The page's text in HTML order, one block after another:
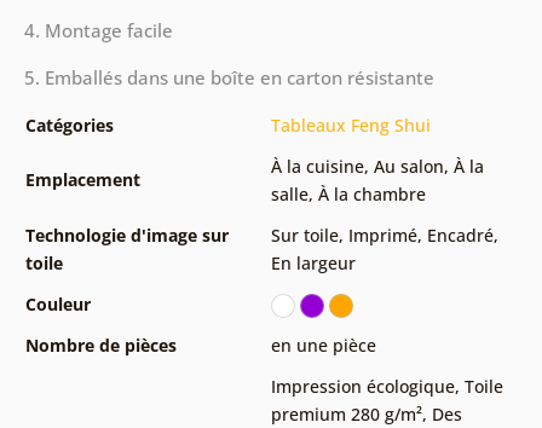
4. Montage facile
5. Emballés dans une boîte en carton résistante
Catégories Tableaux Feng Shui
Emplacement
À la cuisine, Au salon, À la
salle, À la chambre
Technologie d'image sur
toile
Sur toile, Imprimé, Encadré,
En largeur
Couleur
Nombre de pièces
en une pièce
Impression écologique, Toile
premium 280 g/m², Des